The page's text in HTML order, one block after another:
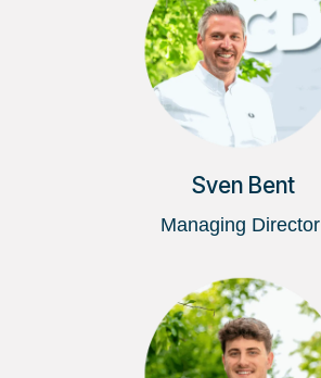
Sven Bent
Managing Director